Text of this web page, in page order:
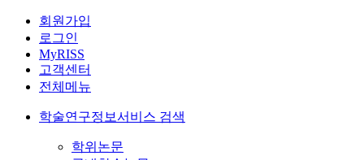
회원가입
로그인
MyRISS
고객센터
전체메뉴
학술연구정보서비스 검색
학위논문